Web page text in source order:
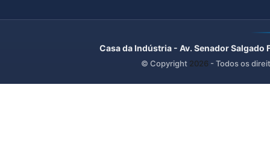
Casa da Indústria - Av. Senador
© Copyright 2026 - Todos os